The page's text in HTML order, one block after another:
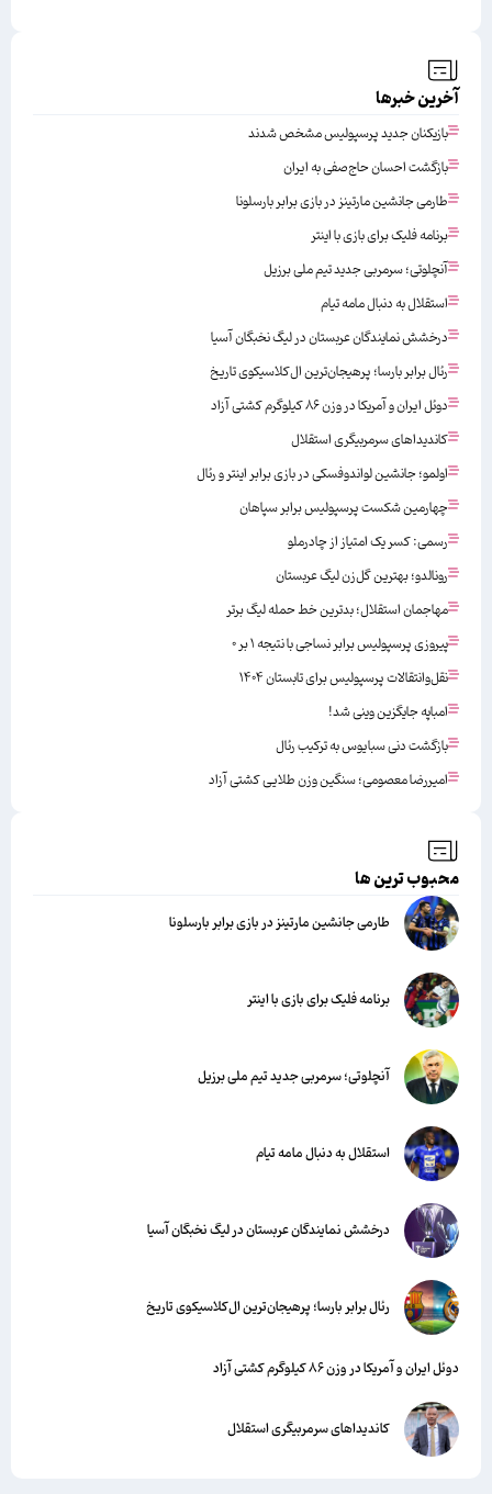
آخرین خبرها
بازیکنان جدید پرسپولیس مشخص شدند
بازگشت احسان حاج‌صفی به ایران
طارمی جانشین مارتینز در بازی برابر بارسلونا
برنامه فلیک برای بازی با اینتر
آنچلوتی؛ سرمربی جدید تیم ملی برزیل
استقلال به دنبال مامه تیام
درخشش نمایندگان عربستان در لیگ نخبگان آسیا
رئال برابر بارسا؛ پرهیجان‌‌ترین ال‌کلاسیکوی تاریخ
دوئل ایران و آمریکا در وزن ۸۶ کیلوگرم کشتی آزاد
کاندیداهای سرمربیگری استقلال
اولمو؛ جانشین لواندوفسکی در بازی برابر اینتر و رئال
چهارمین شکست پرسپولیس برابر سپاهان
رسمی: کسر یک امتیاز از چادرملو
رونالدو؛ بهترین گل‌زن لیگ عربستان
مهاجمان استقلال؛ بدترین خط حمله لیگ برتر
پیروزی پرسپولیس برابر نساجی با نتیجه ۱ بر ۰
نقل‌وانتقالات پرسپولیس برای تابستان ۱۴۰۴
امباپه جایگزین وینی شد!
بازگشت دنی سبایوس به ترکیب رئال
امیررضا معصومی؛ سنگین وزن طلایی کشتی آزاد
محبوب ترین ها
طارمی جانشین مارتینز در بازی برابر بارسلونا
برنامه فلیک برای بازی با اینتر
آنچلوتی؛ سرمربی جدید تیم ملی برزیل
استقلال به دنبال مامه تیام
درخشش نمایندگان عربستان در لیگ نخبگان آسیا
رئال برابر بارسا؛ پرهیجان‌‌ترین ال‌کلاسیکوی تاریخ
دوئل ایران و آمریکا در وزن ۸۶ کیلوگرم کشتی آزاد
کاندیداهای سرمربیگری استقلال